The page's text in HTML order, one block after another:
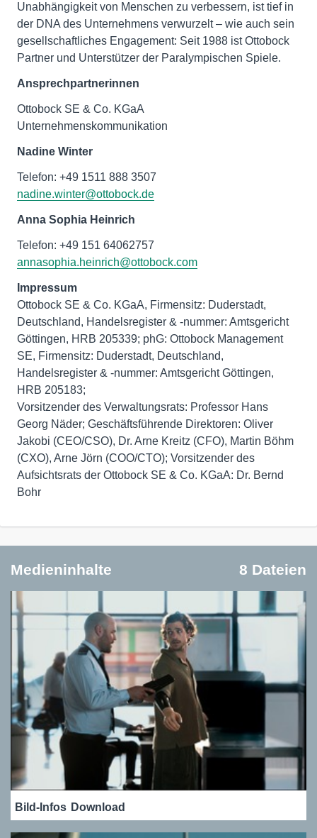
Unabhängigkeit von Menschen zu verbessern, ist tief in
der DNA des Unternehmens verwurzelt – wie auch sein
gesellschaftliches Engagement: Seit 1988 ist Ottobock
Partner und Unterstützer der Paralympischen Spiele.
Ansprechpartnerinnen
Ottobock SE & Co. KGaA
Unternehmenskommunikation
Nadine Winter
nadine.winter@ottobock.de
Anna Sophia Heinrich
annasophia.heinrich@ottobock.com
Impressum
Ottobock SE & Co. KGaA, Firmensitz: Duderstadt,
Deutschland, Handelsregister & -nummer: Amtsgericht
Göttingen, HRB 205339; phG: Ottobock Management
SE, Firmensitz: Duderstadt, Deutschland,
Handelsregister & -nummer: Amtsgericht Göttingen,
HRB 205183;
Vorsitzender des Verwaltungsrats: Professor Hans
Georg Näder; Geschäftsführende Direktoren: Oliver
Jakobi (CEO/CSO), Dr. Arne Kreitz (CFO), Martin Böhm
(CXO), Arne Jörn (COO/CTO); Vorsitzender des
Aufsichtsrats der Ottobock SE & Co. KGaA: Dr. Bernd
Bohr
Medieninhalte 8 Dateien
Bild-Infos Download